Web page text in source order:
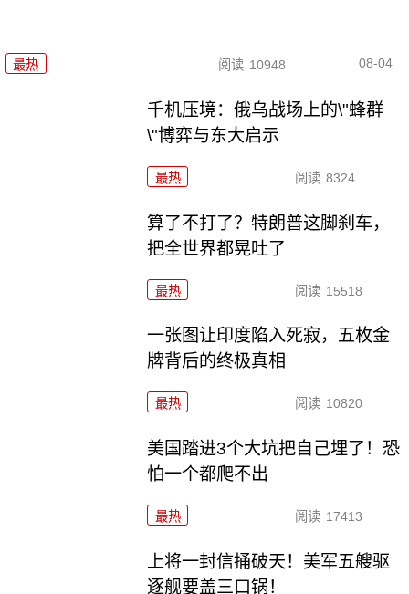
最热 阅读 10948 08-04
千机压境：俄乌战场上的\"蜂群
\"博弈与东大启示
最热 阅读 8324
算了不打了？特朗普这脚刹车，
把全世界都晃吐了
最热 阅读 15518
一张图让印度陷入死寂，五枚金
牌背后的终极真相
最热 阅读 10820
美国踏进3个大坑把自己埋了！恐
怕一个都爬不出
最热 阅读 17413
上将一封信捅破天！美军五艘驱
逐舰要盖三口锅！